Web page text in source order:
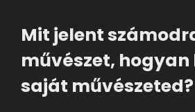
Mit jelent
művészet,
saját művészeted?